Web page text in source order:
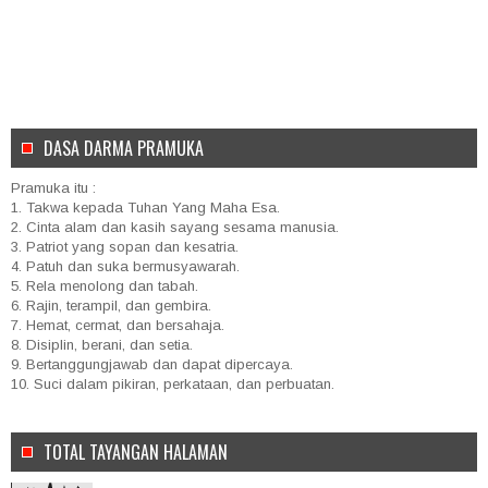
DASA DARMA PRAMUKA
Pramuka itu :
1. Takwa kepada Tuhan Yang Maha Esa.
2. Cinta alam dan kasih sayang sesama manusia.
3. Patriot yang sopan dan kesatria.
4. Patuh dan suka bermusyawarah.
5. Rela menolong dan tabah.
6. Rajin, terampil, dan gembira.
7. Hemat, cermat, dan bersahaja.
8. Disiplin, berani, dan setia.
9. Bertanggungjawab dan dapat dipercaya.
10. Suci dalam pikiran, perkataan, dan perbuatan.
TOTAL TAYANGAN HALAMAN